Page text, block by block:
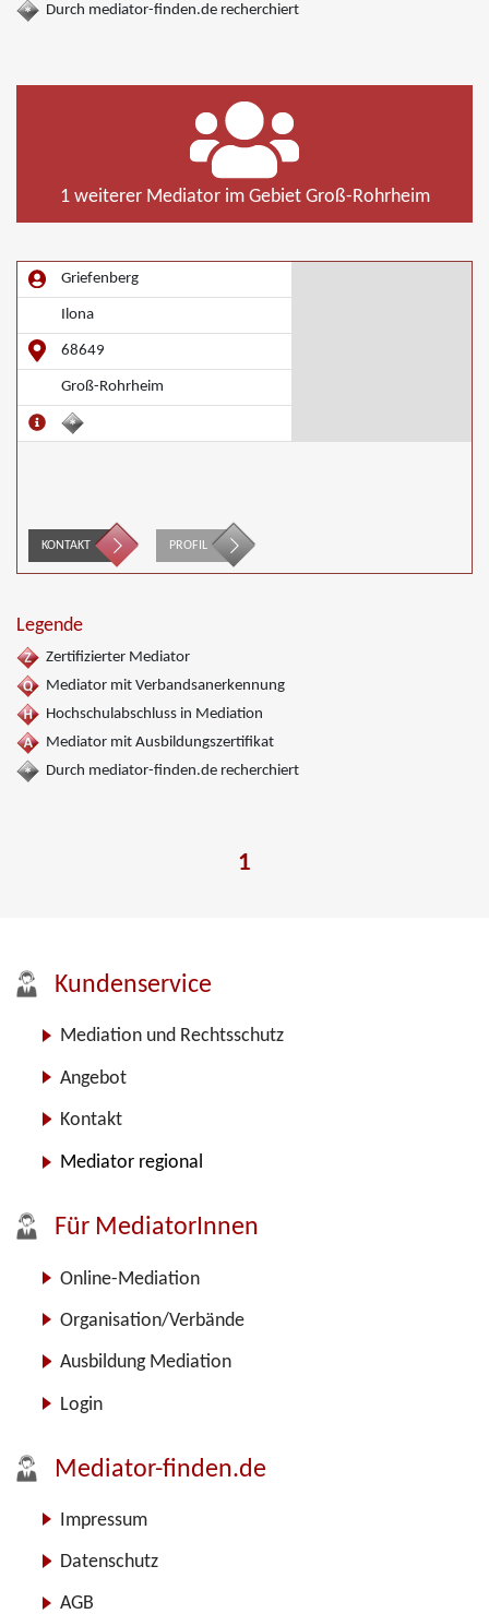
Durch mediator-finden.de recherchiert
1 weiterer Mediator im Gebiet Groß-Rohrheim
Griefenberg
Ilona
68649
Groß-Rohrheim
KONTAKT PROFIL
Legende
Zertifizierter Mediator
Mediator mit Verbandsanerkennung
Hochschulabschluss in Mediation
Mediator mit Ausbildungszertifikat
Durch mediator-finden.de recherchiert
1
Kundenservice
Mediation und Rechtsschutz
Angebot
Kontakt
Mediator regional
Für MediatorInnen
Online-Mediation
Organisation/Verbände
Ausbildung Mediation
Login
Mediator-finden.de
Impressum
Datenschutz
AGB